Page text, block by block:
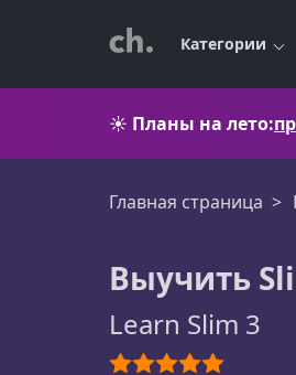
Категории
☀️ Планы на лето:
Главная страница
Выучить
Learn Slim 3